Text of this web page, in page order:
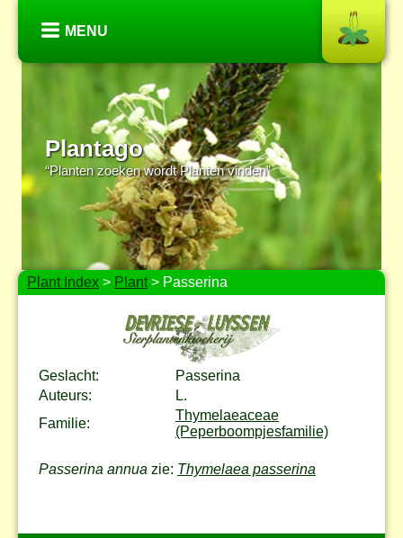
MENU
Plantago
“Planten zoeken wordt Planten vinden”
Plant Index > Plant> Passerina
Geslacht:
Passerina
Auteurs:
L.
Familie:
Thymelaeaceae
(Peperboompjesfamilie)
Passerina annua zie: Thymelaea passerina